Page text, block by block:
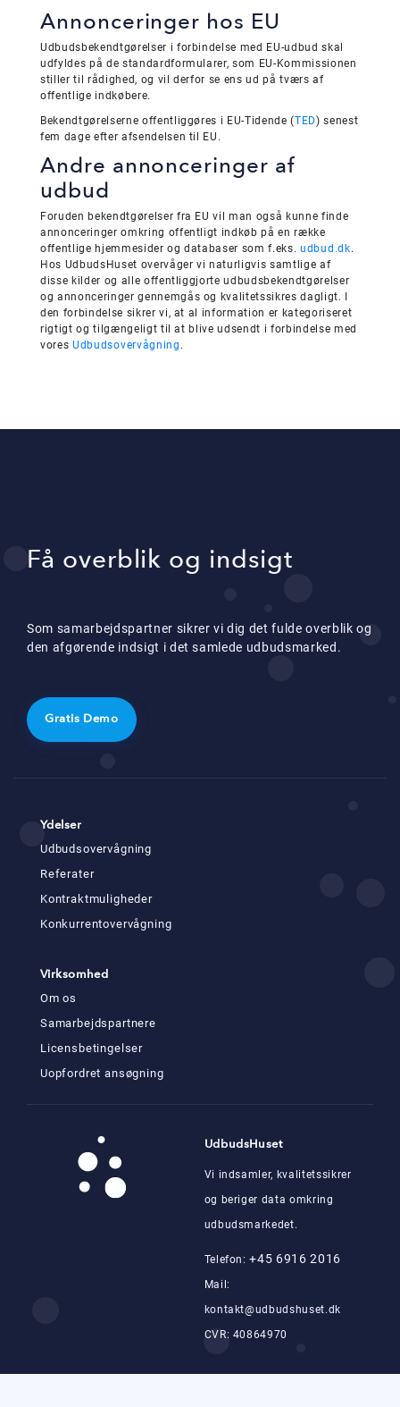
Annonceringer hos EU
Udbudsbekendtgørelser i forbindelse med EU-udbud skal
udfyldes på de standardformularer, som EU-Kommissionen
stiller til rådighed, og vil derfor se ens ud på tværs af
offentlige indkøbere.
Bekendtgørelserne offentliggøres i EU-Tidende (TED) senest
fem dage efter afsendelsen til EU.
Andre annonceringer af
udbud
Foruden bekendtgørelser fra EU vil man også kunne finde
annonceringer omkring offentligt indkøb på en række
offentlige hjemmesider og databaser som f.eks.udbud.dk.
Hos UdbudsHuset overvåger vi naturligvis samtlige af
disse kilder og alle offentliggjorte udbudsbekendtgørelser
og annonceringer gennemgås og kvalitetssikres dagligt. I
den forbindelse sikrer vi, at al information er kategoriseret
rigtigt og tilgængeligt til at blive udsendt i forbindelse med
vores Udbudsovervågning .
Få overblik og indsigt
Som samarbejdspartner sikrer vi dig det fulde overblik og
den afgørende indsigt i det samlede udbudsmarked.
Gratis Demo
UdbudsHuset
Vi indsamler, kvalitetssikrer
og beriger data omkring
udbudsmarkedet.
Telefon:+45 6916 2016
Mail:
kontakt@udbudshuset.dk
CVR: 40864970
Virksomhed
Om os
Samarbejdspartnere
Licensbetingelser
Uopfordret ansøgning
Ydelser
Udbudsovervågning
Referater
Kontraktmuligheder
Konkurrentovervågning